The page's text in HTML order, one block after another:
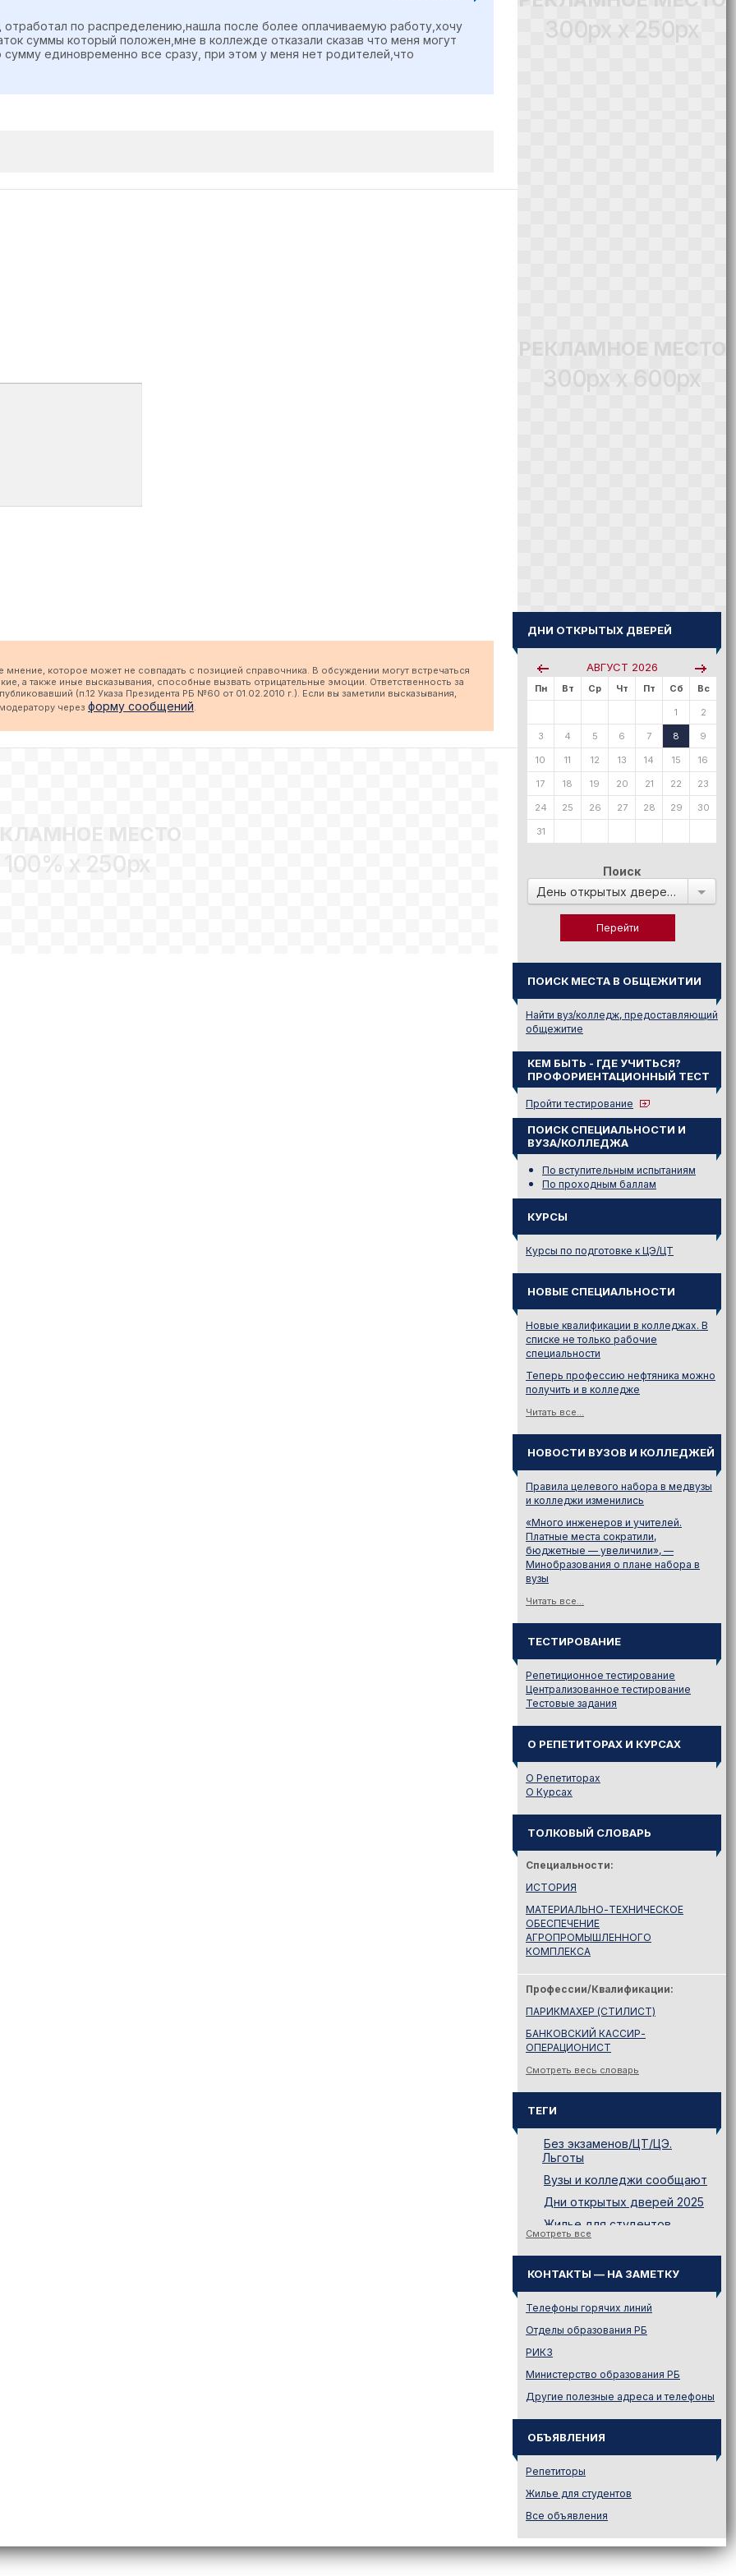
по распределению,нашла после более оплачиваемую работу,хочу
суммы который положен,мне в коллежде отказали сказав что меня могут
единовременно все сразу, при этом у меня нет родителей,что
которое может не совпадать с позицией справочника. В обсуждении могут встречаться
а также иные высказывания, способные вызвать отрицательные эмоции. Ответственность за
(п.12 Указа Президента РБ №60 от 01.02.2010 г.). Если вы заметили высказывания,
через форму сообщений.
МЕСТО
100% x 250px
300px x 250px
РЕКЛАМНОЕ МЕСТО
300px x 600px
ДНИ ОТКРЫТЫХ ДВЕРЕЙ
АВГУСТ 2026
Пн Вт Ср Чт Пт Сб Вс
1 2
3 4 5 6 7 8 9
10 11 12 13 14 15 16
17 18 19 20 21 22 23
24 25 26 27 28 29 30
31
Поиск
День открытых дверей в:
ПОИСК МЕСТА В ОБЩЕЖИТИИ
Найти вуз/колледж, предоставляющий
общежитие
КЕМ БЫТЬ - ГДЕ УЧИТЬСЯ?
ПРОФОРИЕНТАЦИОННЫЙ ТЕСТ
Пройти тестирование
ПОИСК СПЕЦИАЛЬНОСТИ И
ВУЗА/КОЛЛЕДЖА
По вступительным испытаниям
По проходным баллам
КУРСЫ
Курсы по подготовке к ЦЭ/ЦТ
НОВЫЕ СПЕЦИАЛЬНОСТИ
Новые квалификации в колледжах. В
списке не только рабочие
специальности
Теперь профессию нефтяника можно
получить и в колледже
Читать все...
НОВОСТИ ВУЗОВ И КОЛЛЕДЖЕЙ
Правила целевого набора в медвузы
и колледжи изменились
«Много инженеров и учителей.
Платные места сократили,
бюджетные — увеличили», —
Минобразования о плане набора в
вузы
Читать все...
ТЕСТИРОВАНИЕ
Репетиционное тестирование
Централизованное тестирование
Тестовые задания
О РЕПЕТИТОРАХ И КУРСАХ
О Репетиторах
О Курсах
ТОЛКОВЫЙ СЛОВАРЬ
Специальности:
ИСТОРИЯ
МАТЕРИАЛЬНО-ТЕХНИЧЕСКОЕ
ОБЕСПЕЧЕНИЕ
АГРОПРОМЫШЛЕННОГО
КОМПЛЕКСА
Профессии/Квалификации:
ПАРИКМАХЕР (СТИЛИСТ)
БАНКОВСКИЙ КАССИР-
ОПЕРАЦИОНИСТ
Смотреть весь словарь
ТЕГИ
Без экзаменов/ЦТ/ЦЭ.
Льготы
Вузы и колледжи сообщают
Дни открытых дверей 2025
Жилье для студентов
Иностранному абитуриенту
Куда поступать на твою
специальность?
Куда поступать? — Это надо
только
Подготовительные курсы
Подготовка к ЦЭ и ЦТ.
Репетиторы
Поступление в вузы
Поступление в колледжи
Профориентация
Проходные баллы в вузах
Беларуси
Распределение
Смотреть все
КОНТАКТЫ — НА ЗАМЕТКУ
Телефоны горячих линий
Отделы образования РБ
РИКЗ
Министерство образования РБ
Другие полезные адреса и телефоны
ОБЪЯВЛЕНИЯ
Репетиторы
Жилье для студентов
Все объявления